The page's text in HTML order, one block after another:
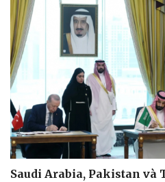
Cải chính
Saudi Arabia, Pakistan và